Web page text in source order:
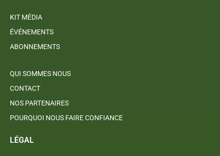
KIT MÉDIA
ÉVÉNEMENTS
ABONNEMENTS
QUI SOMMES NOUS
CONTACT
NOS PARTENAIRES
POURQUOI NOUS FAIRE CONFIANCE
LÉGAL